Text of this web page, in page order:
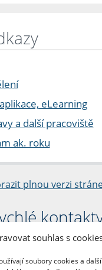
souhlas s
soubory cookies a
eLearning
a další pracoviště
ak. roku
plnou verzi
Filozofická fakulta
Jana Palacha 1/2